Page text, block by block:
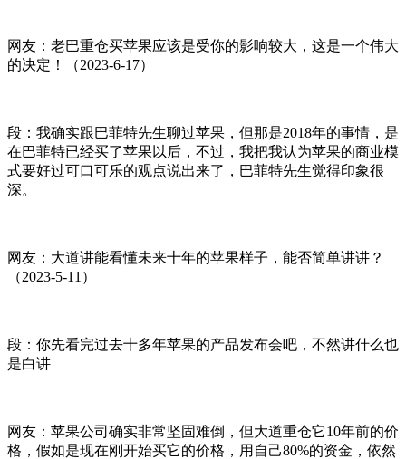
网友：老巴重仓买苹果应该是受你的影响较大，这是一个伟大
的决定！（2023-6-17）
段：我确实跟巴菲特先生聊过苹果，但那是2018年的事情，是
在巴菲特已经买了苹果以后，不过，我把我认为苹果的商业模
式要好过可口可乐的观点说出来了，巴菲特先生觉得印象很
深。
网友：大道讲能看懂未来十年的苹果样子，能否简单讲讲？
（2023-5-11）
段：你先看完过去十多年苹果的产品发布会吧，不然讲什么也
是白讲
网友：苹果公司确实非常坚固难倒，但大道重仓它10年前的价
格，假如是现在刚开始买它的价格，用自己80%的资金，依然